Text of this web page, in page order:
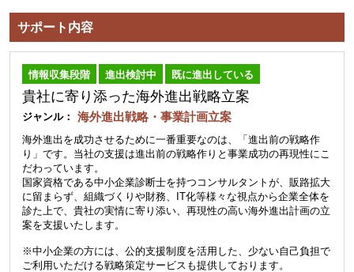
サポート内容
情報収集段階 進出検討中 既に進出している
貴社に寄り添った海外進出戦略立案
ジャンル： 海外進出戦略・事業計画立案
海外進出を成功させるために一番重要なのは、「進出前の戦略作
り」です。当社の支援は進出前の戦略作りと事業成功の再現性にこ
だわっています。
国家資格である中小企業診断士を持つコンサルタントが、販路拡大
に留まらず、組織づくりや財務、IT化等様々な視点から企業全体を
診た上で、貴社の実情に寄り添い、再現性の高い海外進出計画の立
案を支援いたします。
※中小企業の方には、公的支援制度を活用した、少ない自己負担で
ご利用いただける戦略策定サービスも提供しております。